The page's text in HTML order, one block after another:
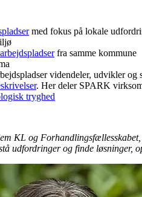
med fokus på lokale
fra samme kommune
videndeler, udvikler og
. Her deler SPARK
tryghed
KL og
udfordringer og finde løsninger,